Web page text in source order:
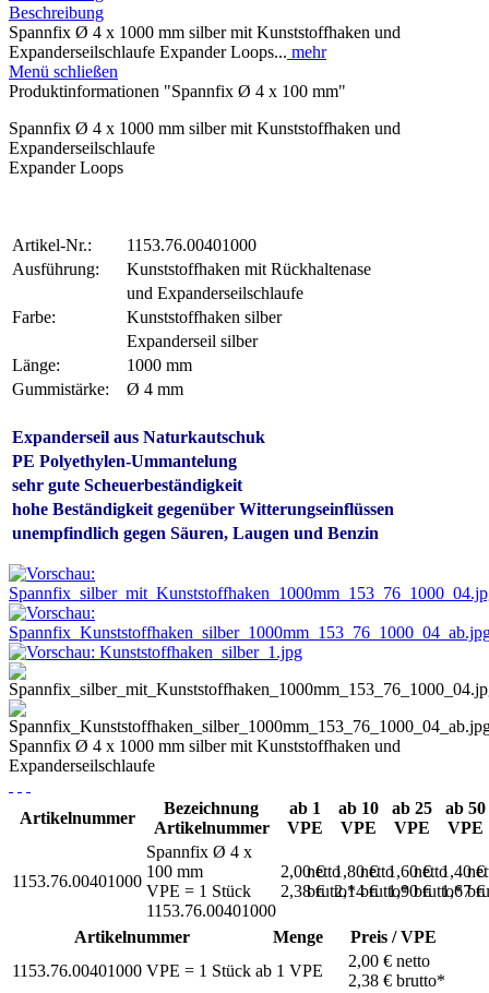
Beschreibung
Spannfix Ø 4 x 1000 mm silber mit Kunststoffhaken und
Expanderseilschlaufe Expander Loops... mehr
Menü schließen
Produktinformationen "Spannfix Ø 4 x 100 mm"
Spannfix Ø 4 x 1000 mm silber mit Kunststoffhaken und
Expanderseilschlaufe
Expander Loops
Artikel-Nr.:
1153.76.00401000
Ausführung:
Kunststoffhaken mit Rückhaltenase
und Expanderseilschlaufe
Farbe:
Kunststoffhaken silber
Expanderseil silber
Länge:
1000 mm
Gummistärke:
Ø 4 mm
Expanderseil aus Naturkautschuk
PE Polyethylen-Ummantelung
sehr gute Scheuerbeständigkeit
hohe Beständigkeit gegenüber Witterungseinflüssen
unempfindlich gegen Säuren, Laugen und Benzin
Spannfix Ø 4 x 1000 mm silber mit Kunststoffhaken und
Expanderseilschlaufe
Artikelnummer
Bezeichnung
Artikelnummer
ab 1
VPE
ab 10
VPE
ab 25
VPE
ab 50
VPE
1153.76.00401000
Spannfix Ø 4 x
100 mm
VPE = 1 Stück
1153.76.00401000
2,00 €
netto
2,38 €brutto*
1,80 €
netto
2,14 €brutto*
1,60 €
netto
1,90 €brutto*
1,40 €
1,67 €
Artikelnummer Menge
Preis / VPE
1153.76.00401000 VPE = 1 Stück ab 1 VPE
2,00 €netto
2,38 €brutto*